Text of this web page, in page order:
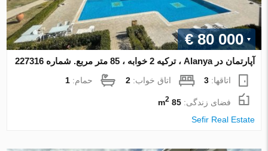
€ 80 000
آپارتمان در Alanya ، ترکیه 2 خوابه ، 85 متر مربع. شماره 227316
اتاقها:3 اتاق خواب:2 حمام:1
فضای زندگی:85 m
2
Sefir Real Estate